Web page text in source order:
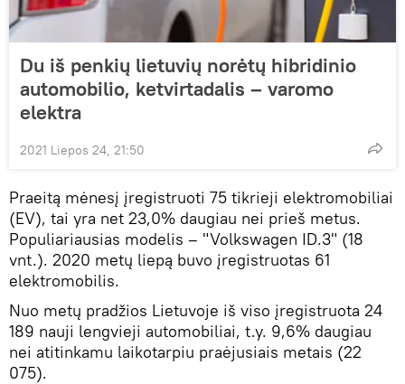
Du iš penkių lietuvių norėtų hibridinio
automobilio, ketvirtadalis – varomo
elektra
2021 Liepos 24, 21:50
Praeitą mėnesį įregistruoti 75 tikrieji elektromobiliai
(EV), tai yra net 23,0% daugiau nei prieš metus.
Populiariausias modelis – "Volkswagen ID.3" (18
vnt.). 2020 metų liepą buvo įregistruotas 61
elektromobilis.
Nuo metų pradžios Lietuvoje iš viso įregistruota 24
189 nauji lengvieji automobiliai, t.y. 9,6% daugiau
nei atitinkamu laikotarpiu praėjusiais metais (22
075).